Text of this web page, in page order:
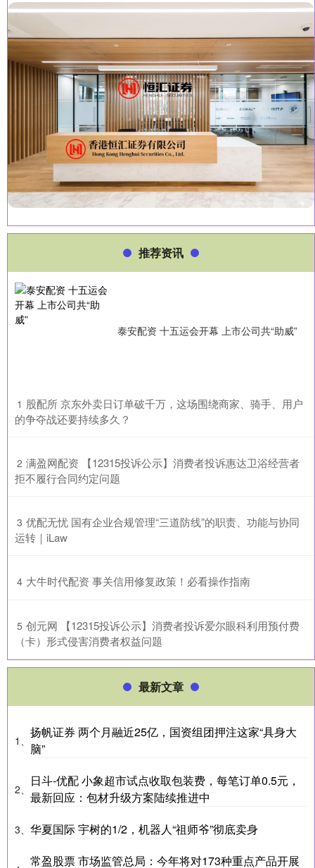
推荐资讯
泰安配资 十五运会开幕 上市公司共“助威”
1 ​股配所 京东外卖日订单破千万，这场围绕商家、骑手、用户
的争夺战还要持续多久？
2 ​满盈网配资 【12315投诉公示】消费者投诉惠达卫浴经营者
拒不履行合同约定问题
3 ​优配无忧 国有企业合规管理“三道防线”的职责、功能与协同
运转｜iLaw
4 ​大牛时代配资 事关信用修复政策！必看操作指南
5 ​创元网 【12315投诉公示】消费者投诉爱尔眼科利用预付费
（卡）形式侵害消费者权益问题
最新文章
1、
扬帆证券 两个月融近25亿，国资组团押注这家“具身大
脑”
2、
日斗-优配 小象超市试点收取包装费，每笔订单0.5元，
最新回应：包材升级方案陆续推进中
3、 华夏国际 宇树的1/2，机器人“祖师爷”彻底卖身
常盈股票 市场监管总局：今年将对173种重点产品开展